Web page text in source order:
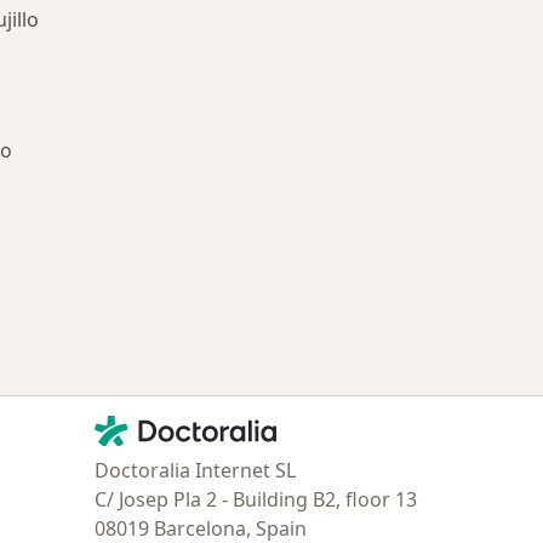
Contacto
Doctoralia - Página de inicio
Doctoralia Internet SL
C/ Josep Pla 2 - Building B2, floor 13
08019 Barcelona, Spain